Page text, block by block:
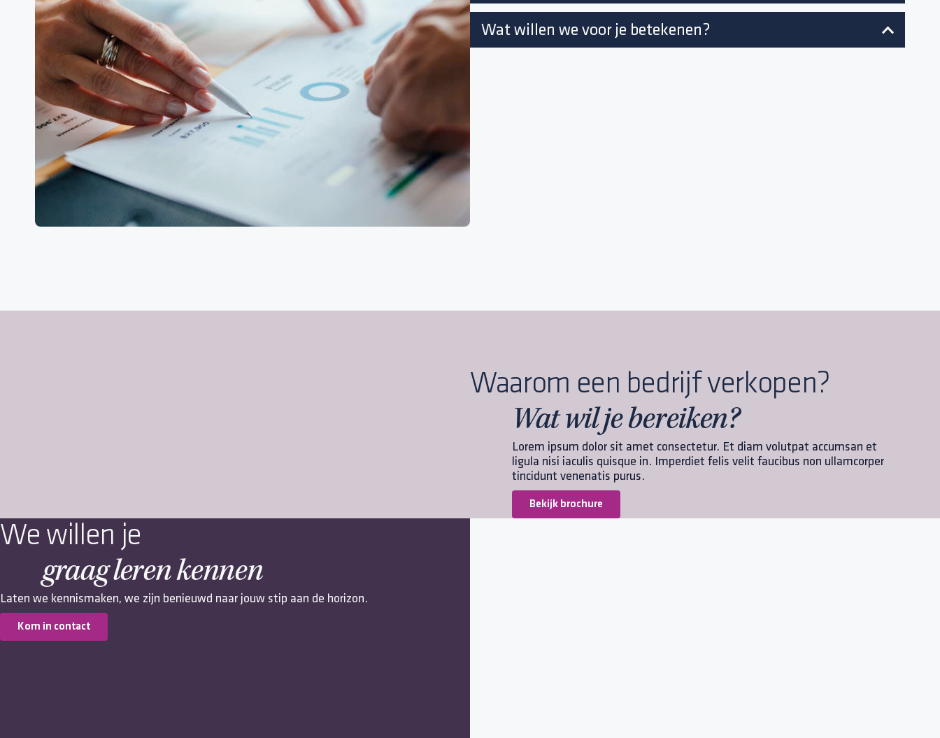
Wat willen we voor je betekenen?
Waarom een bedrijf verkopen?
Wat wil je bereiken?
Lorem ipsum dolor sit amet consectetur. Et diam volutpat accumsan et
ligula nisi iaculis quisque in. Imperdiet felis velit faucibus non ullamcorper
tincidunt venenatis purus.
Bekijk brochure
We willen je
graag leren kennen
Laten we kennismaken, we zijn benieuwd naar jouw stip aan de horizon.
Kom in contact